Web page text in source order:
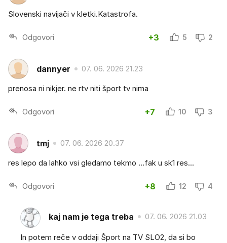
Slovenski navijači v kletki.Katastrofa.
Odgovori +3 5 2
dannyer 07. 06. 2026 21.23
prenosa ni nikjer. ne rtv niti šport tv nima
Odgovori +7 10 3
tmj 07. 06. 2026 20.37
res lepo da lahko vsi gledamo tekmo ...fak u sk1 res...
Odgovori +8 12 4
kaj nam je tega treba 07. 06. 2026 21.03
In potem reče v oddaji Šport na TV SLO2, da si bo